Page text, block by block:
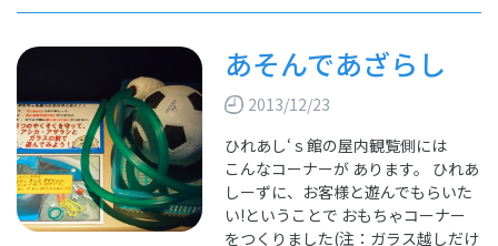
あそんであざらし
2013/12/23
ひれあし‘ｓ館の屋内観覧側には
こんなコーナーが あります。 ひれあ
しーずに、お客様と遊んでもらいた
い!ということで おもちゃコーナー
をつくりました(注：ガラス越しだけ